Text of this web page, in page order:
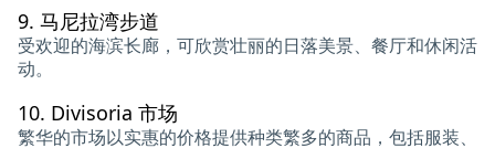
9. 马尼拉湾步道
受欢迎的海滨长廊，可欣赏壮丽的日落美景、餐厅和休闲活
动。
10. Divisoria 市场
繁华的市场以实惠的价格提供种类繁多的商品，包括服装、